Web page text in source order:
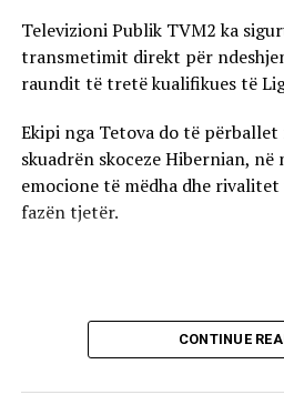
Televizioni Publik TVM2 ka
transmetimit direkt për
raundit të tretë kualifikues të
Ekipi nga Tetova do të përballet
skuadrën skoceze Hibernian,
emocione të mëdha dhe
fazën tjetër.
CONTINUE